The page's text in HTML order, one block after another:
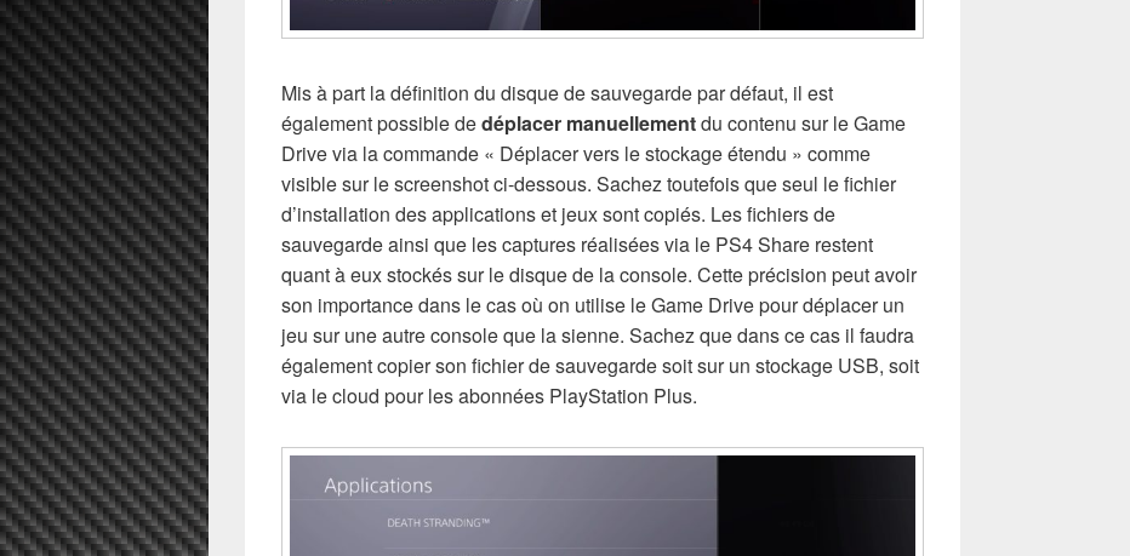
Mis à part la définition du disque de sauvegarde par défaut, il est
également possible dedéplacer manuellementdu contenu sur le Game
Drive via la commande « Déplacer vers le stockage étendu » comme
visible sur le screenshot ci-dessous. Sachez toutefois que seul le fichier
d’installation des applications et jeux sont copiés. Les fichiers de
sauvegarde ainsi que les captures réalisées via le PS4 Share restent
quant à eux stockés sur le disque de la console. Cette précision peut avoir
son importance dans le cas où on utilise le Game Drive pour déplacer un
jeu sur une autre console que la sienne. Sachez que dans ce cas il faudra
également copier son fichier de sauvegarde soit sur un stockage USB, soit
via le cloud pour les abonnées PlayStation Plus.